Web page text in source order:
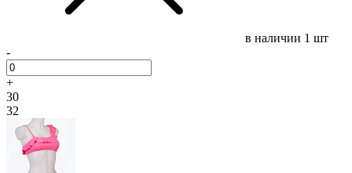
в наличии 1 шт
-
+
30
32